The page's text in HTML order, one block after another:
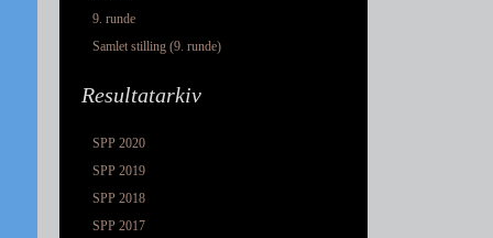
9. runde
Samlet stilling (9. runde)
Resultatarkiv
SPP 2020
SPP 2019
SPP 2018
SPP 2017